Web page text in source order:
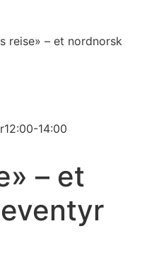
reise» – et nordnorsk
12:00-14:00
– et